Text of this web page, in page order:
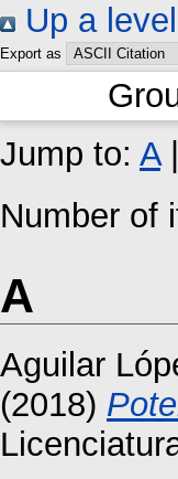
Up a level
Export as
Jump to: A|
Number of
A
Aguilar
(2018)